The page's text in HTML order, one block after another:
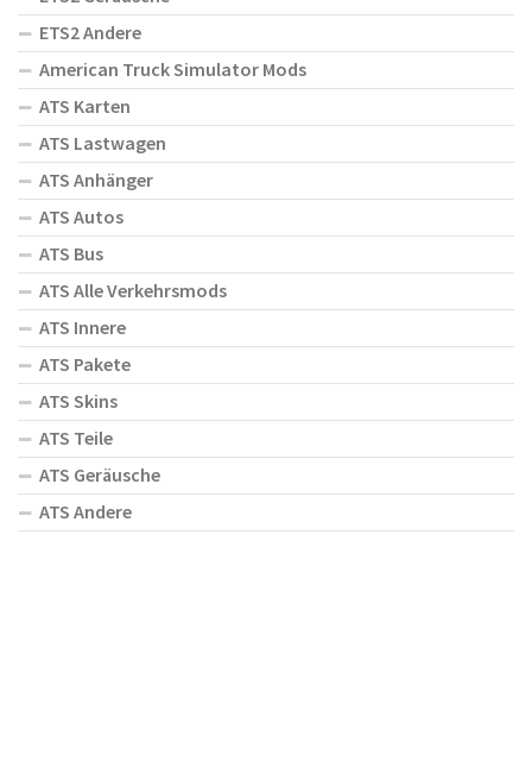
ETS2 Andere
American Truck Simulator Mods
ATS Karten
ATS Lastwagen
ATS Anhänger
ATS Autos
ATS Bus
ATS Alle Verkehrsmods
ATS Innere
ATS Pakete
ATS Skins
ATS Teile
ATS Geräusche
ATS Andere